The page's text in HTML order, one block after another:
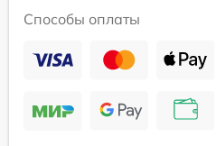
Способы оплаты